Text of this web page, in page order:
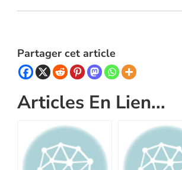
Partager cet article
Articles En Lien...